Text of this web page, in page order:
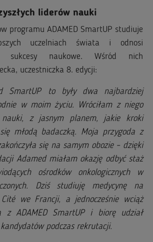
liderów nauki
programu ADAMED SmartUP studiuje
uczelniach świata i odnosi
sukcesy naukowe. Wśród nich
uczestniczka 8. edycji:
SmartUP to były dwa najbardziej
w moim życiu. Wróciłam z niego
z jasnym planem, jakie kroki
młodą badaczką. Moja przygoda z
się na samym obozie – dzięki
Adamed miałam okazję odbyć staż
ośrodków onkologicznych w
Dziś studiuję medycynę na
we Francji, a jednocześnie wciąż
z ADAMED SmartUP i biorę udział
podczas rekrutacji.